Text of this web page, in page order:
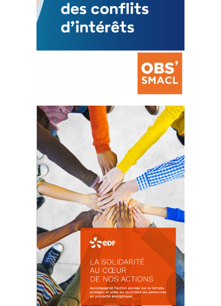
La prévention des conflits
d’intérêts
18 septembre 2023
FEUILLETER